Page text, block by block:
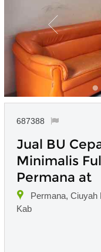
687388
Jual BU
Minimalis
Permana at
Permana, Ciuyah
Kab